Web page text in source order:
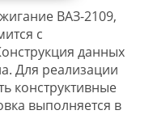
ВАЗ-2109,
с
данных
Для реализации
конструктивные
выполняется в